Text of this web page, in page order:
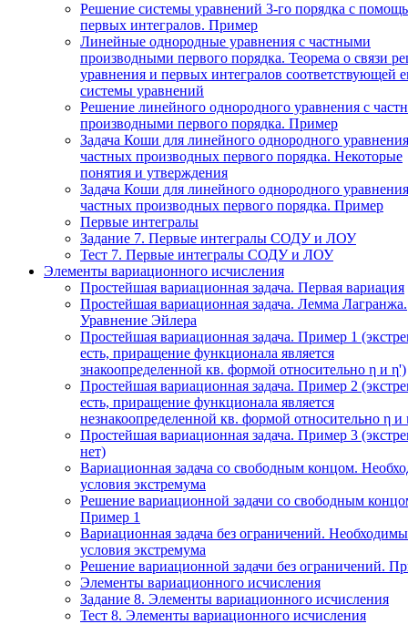
Решение системы уравнений 3-го порядка с
первых интегралов. Пример
Линейные однородные уравнения с частными
производными первого порядка. Теорема о связи
уравнения и первых интегралов соответствующей
системы уравнений
Решение линейного однородного уравнения с
производными первого порядка. Пример
Задача Коши для линейного однородного
частных производных первого порядка. Некоторые
понятия и утверждения
Задача Коши для линейного однородного
частных производных первого порядка. Пример
Первые интегралы
Задание 7. Первые интегралы СОДУ и ЛОУ
Тест 7. Первые интегралы СОДУ и ЛОУ
Элементы вариационного исчисления
Простейшая вариационная задача. Первая вариация
Простейшая вариационная задача. Лемма Лагранжа.
Уравнение Эйлера
Простейшая вариационная задача. Пример 1
есть, приращение функционала является
знакоопределенной кв. формой относительно η и η')
Простейшая вариационная задача. Пример 2
есть, приращение функционала является
незнакоопределенной кв. формой относительно η и
Простейшая вариационная задача. Пример 3
нет)
Вариационная задача со свободным концом.
условия экстремума
Решение вариационной задачи со свободным
Пример 1
Вариационная задача без ограничений.
условия экстремума
Решение вариационной задачи без ограничений.
Элементы вариационного исчисления
Задание 8. Элементы вариационного исчисления
Тест 8. Элементы вариационного исчисления